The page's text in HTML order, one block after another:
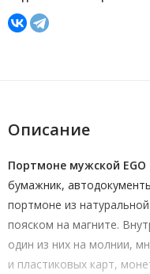
Описание
Портмоне мужской EGO
бумажник,
портмоне из
пояском на магните.
один из них на молнии,
и пластиковых карт,